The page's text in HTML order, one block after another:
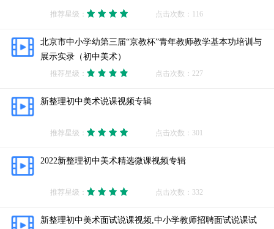
推荐星级： 点击次数：116
北京市中小学幼第三届“京教杯”青年教师教学基本功培训与
展示实录（初中美术）
推荐星级： 点击次数：227
新整理初中美术说课视频专辑
推荐星级： 点击次数：301
2022新整理初中美术精选微课视频专辑
推荐星级： 点击次数：332
新整理初中美术面试说课视频,中小学教师招聘面试说课试